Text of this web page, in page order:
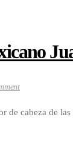
de cabeza de